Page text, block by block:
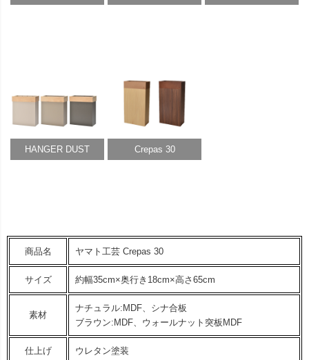
HANGER DUST Crepas 30
商品名 ヤマト工芸 Crepas 30
サイズ 約幅35cm×奥行き18cm×高さ65cm
素材
ナチュラル:MDF、シナ合板
ブラウン:MDF、ウォールナット突板MDF
仕上げ ウレタン塗装